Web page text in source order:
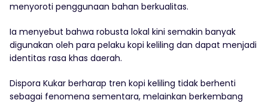
menyoroti penggunaan bahan berkualitas.
Ia menyebut bahwa robusta lokal kini semakin banyak
digunakan oleh para pelaku kopi keliling dan dapat menjadi
identitas rasa khas daerah.
Dispora Kukar berharap tren kopi keliling tidak berhenti
sebagai fenomena sementara, melainkan berkembang